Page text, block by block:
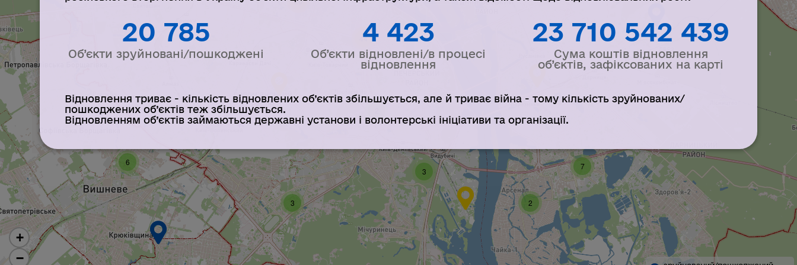
20 785
Об’єкти зруйновані/пошкоджені
4 423
Об’єкти відновлені/в процесі
відновлення
23 710 542 439
Сума коштів відновлення
об’єктів, зафіксованих на карті
Відновлення триває - кількість відновлених об’єктів збільшується, але й триває війна - тому кількість зруйнованих/
пошкоджених об’єктів теж збільшується.
Відновленням об’єктів займаються державні установи і волонтерські ініціативи та організації.
6
2
7
3
44
3
+
−